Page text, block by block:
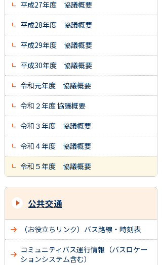
平成27年度 協議概要
平成28年度 協議概要
平成29年度 協議概要
平成30年度 協議概要
令和元年度 協議概要
令和２年度 協議概要
令和３年度 協議概要
令和４年度 協議概要
令和５年度 協議概要
公共交通
（お役立ちリンク）バス路線・時刻表
コミュニティバス運行情報（バスロケー
ションシステム含む）